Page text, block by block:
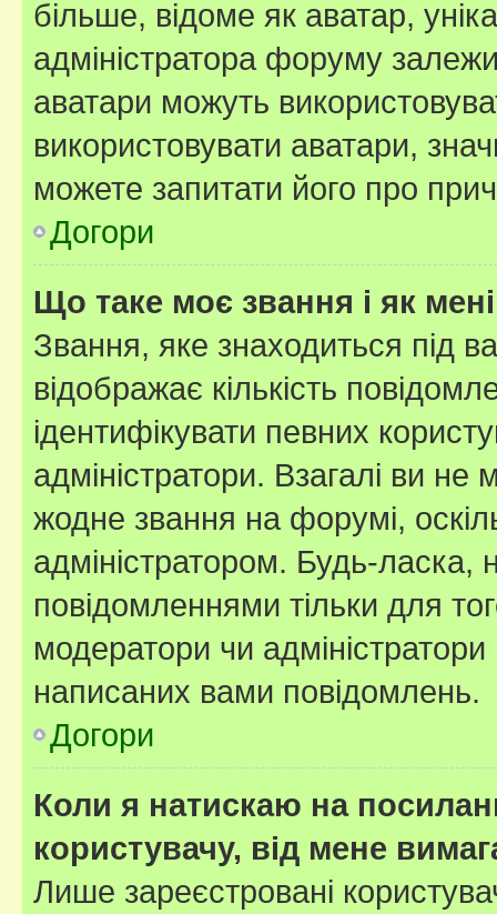
більше, відоме як аватар,
адміністратора форуму
аватари можуть
використовувати аватари,
можете запитати його про
Догори
Що таке моє звання і як
Звання, яке знаходиться під
відображає кількість
ідентифікувати певних
адміністратори. Взагалі ви
жодне звання на форумі,
адміністратором. Будь-
повідомленнями тільки для
модератори чи
написаних вами повідомлень.
Догори
Коли я натискаю на
користувачу, від мене
Лише зареєстровані